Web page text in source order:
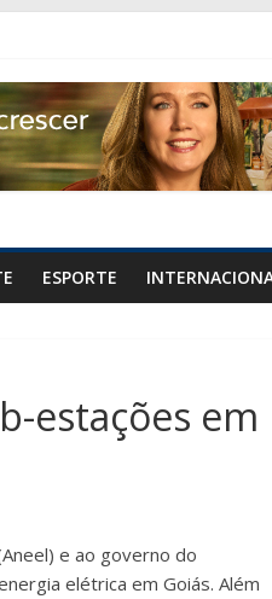
governo
ESPORTE
estações em
e ao governo do
elétrica em Goiás. Além